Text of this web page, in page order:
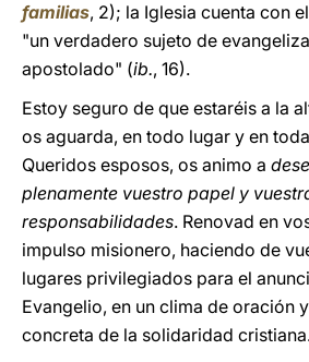
familias, 2); la Iglesia cuenta con
"un verdadero sujeto de
apostolado" (ib., 16).
Estoy seguro de que estaréis a la
os aguarda, en todo lugar y en
Queridos esposos, os animo a
plenamente vuestro papel y
responsabilidades. Renovad en
impulso misionero, haciendo de
lugares privilegiados para el
Evangelio, en un clima de oración
concreta de la solidaridad